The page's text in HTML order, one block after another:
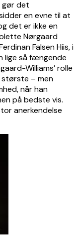
gør det
en evne til at
det er ikke en
Nørgaard
Falsen Hiis, i
lige så fængende
Williams’ rolle
største – men
når han
på bedste vis.
anerkendelse